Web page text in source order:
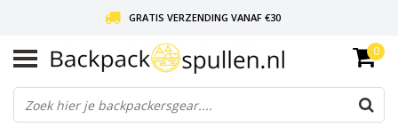
GRATIS VERZENDING VANAF €30
LIEFDE VOOR BACKPACKEN!
30 DAGEN GRATIS RETOUR
0